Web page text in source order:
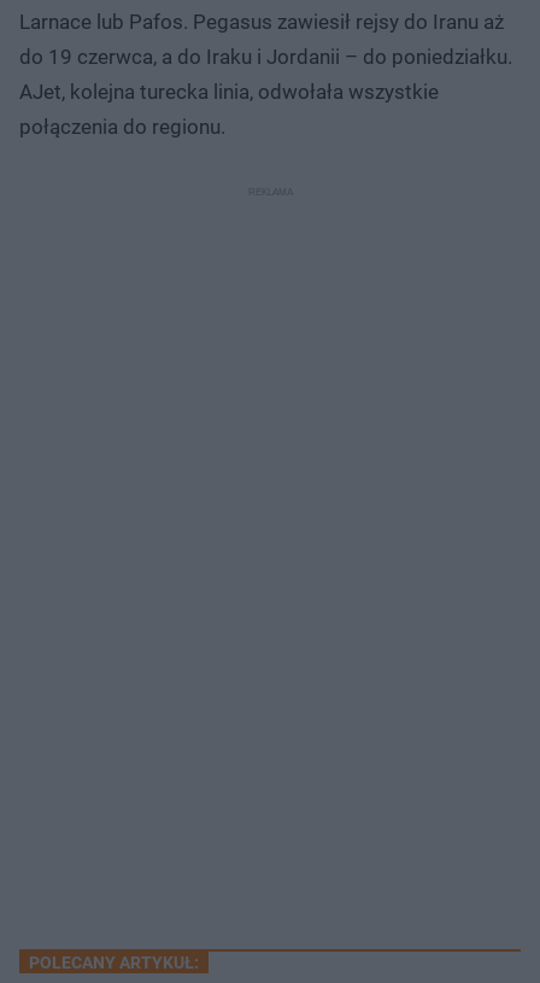
Larnace lub Pafos. Pegasus zawiesił rejsy do Iranu aż
do 19 czerwca, a do Iraku i Jordanii – do poniedziałku.
AJet, kolejna turecka linia, odwołała wszystkie
połączenia do regionu.
POLECANY ARTYKUŁ: